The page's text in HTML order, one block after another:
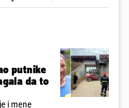
putnike
da to
i mene